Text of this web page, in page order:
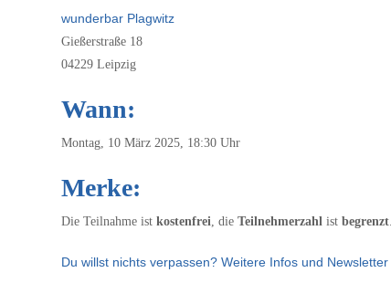
wunderbar Plagwitz
Gießerstraße 18
04229 Leipzig
Wann:
Montag, 10 März 2025, 18:30 Uhr
Merke:
Die Teilnahme ist kostenfrei , die Teilnehmerzahl ist begrenzt
Du willst nichts verpassen? Weitere Infos und